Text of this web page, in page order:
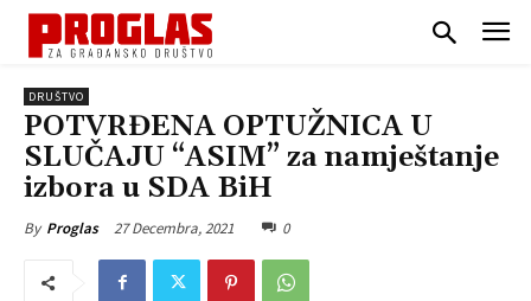
DRUŠTVO
POTVRĐENA OPTUŽNICA U
SLUČAJU “ASIM” za namještanje
izbora u SDA BiH
By Proglas 27 Decembra, 2021 0